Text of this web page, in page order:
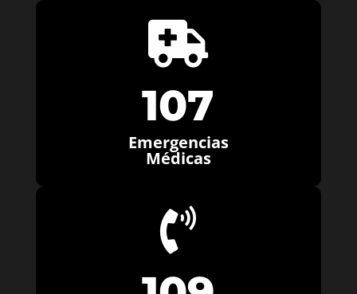

107
Emergencias
Médicas
